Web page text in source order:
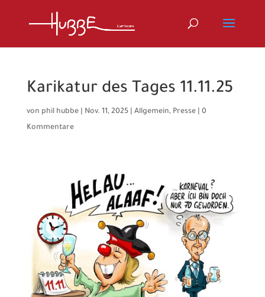
Karikatur des Tages 11.11.25
von phil hubbe| Nov. 11, 2025| Allgemein, Presse| 0
Kommentare